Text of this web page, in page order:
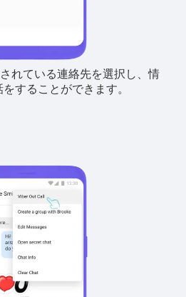
れている連絡先を選択し、情
することができます。